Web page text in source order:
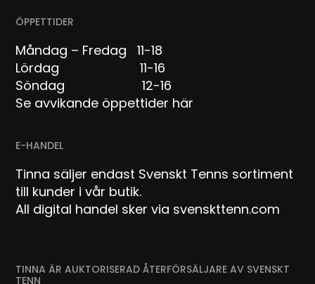
ÖPPETTIDER
Måndag – Fredag 11-18
Lördag 11-16
Söndag 12-16
Se avvikande öppettider här
E-HANDEL
Tinna säljer endast Svenskt Tenns sortiment
till kunder i vår butik.
All digital handel sker via svenskttenn.com
TINNA ÄR AUKTORISERAD ÅTERFÖRSÄLJARE AV SVENSKT
TENN